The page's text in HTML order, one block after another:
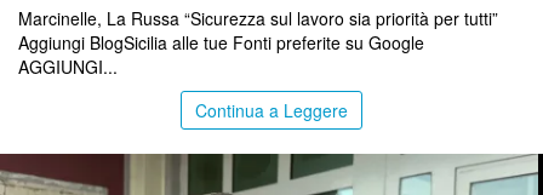
Marcinelle, La Russa “Sicurezza sul lavoro sia priorità per tutti”
Aggiungi BlogSicilia alle tue Fonti preferite su Google
AGGIUNGI...
Continua a Leggere